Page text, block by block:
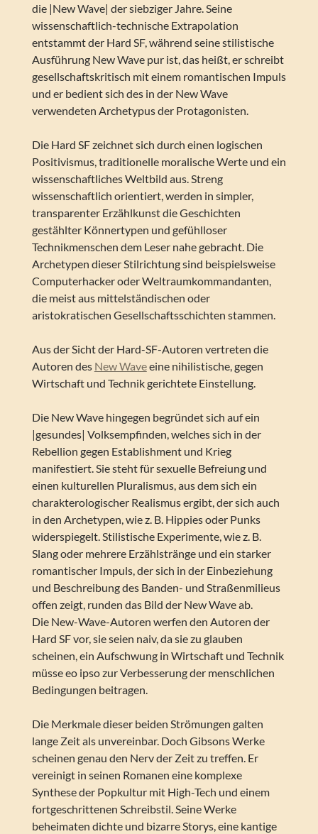
die |New Wave| der siebziger Jahre. Seine
wissenschaftlich-technische Extrapolation
entstammt der Hard SF, während seine stilistische
Ausführung New Wave pur ist, das heißt, er schreibt
gesellschaftskritisch mit einem romantischen Impuls
und er bedient sich des in der New Wave
verwendeten Archetypus der Protagonisten.
Die Hard SF zeichnet sich durch einen logischen
Positivismus, traditionelle moralische Werte und ein
wissenschaftliches Weltbild aus. Streng
wissenschaftlich orientiert, werden in simpler,
transparenter Erzählkunst die Geschichten
gestählter Könnertypen und gefühlloser
Technikmenschen dem Leser nahe gebracht. Die
Archetypen dieser Stilrichtung sind beispielsweise
Computerhacker oder Weltraumkommandanten,
die meist aus mittelständischen oder
aristokratischen Gesellschaftsschichten stammen.
Aus der Sicht der Hard-SF-Autoren vertreten die
Autoren des New Waveeine nihilistische, gegen
Wirtschaft und Technik gerichtete Einstellung.
Die New Wave hingegen begründet sich auf ein
|gesundes| Volksempfinden, welches sich in der
Rebellion gegen Establishment und Krieg
manifestiert. Sie steht für sexuelle Befreiung und
einen kulturellen Pluralismus, aus dem sich ein
charakterologischer Realismus ergibt, der sich auch
in den Archetypen, wie z. B. Hippies oder Punks
widerspiegelt. Stilistische Experimente, wie z. B.
Slang oder mehrere Erzählstränge und ein starker
romantischer Impuls, der sich in der Einbeziehung
und Beschreibung des Banden- und Straßenmilieus
offen zeigt, runden das Bild der New Wave ab.
Die New-Wave-Autoren werfen den Autoren der
Hard SF vor, sie seien naiv, da sie zu glauben
scheinen, ein Aufschwung in Wirtschaft und Technik
müsse eo ipso zur Verbesserung der menschlichen
Bedingungen beitragen.
Die Merkmale dieser beiden Strömungen galten
lange Zeit als unvereinbar. Doch Gibsons Werke
scheinen genau den Nerv der Zeit zu treffen. Er
vereinigt in seinen Romanen eine komplexe
Synthese der Popkultur mit High-Tech und einem
fortgeschrittenen Schreibstil. Seine Werke
beheimaten dichte und bizarre Storys, eine kantige